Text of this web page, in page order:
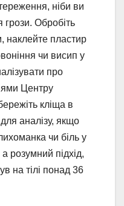
ніби ви
грози. Обробіть
наклейте пластир
чи висип у
про
Центру
кліща в
аналізу, якщо
чи біль у
розумний підхід,
на тілі понад 36